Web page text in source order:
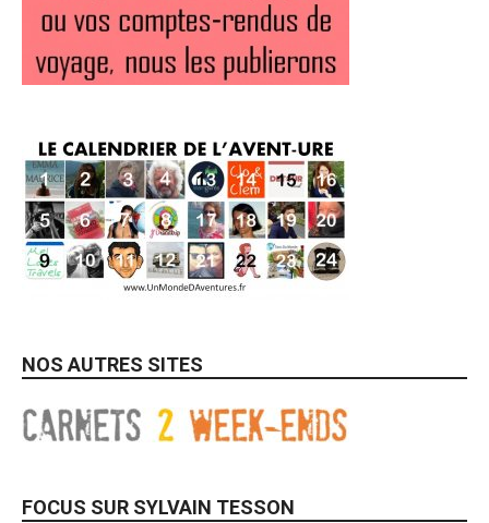
NOS AUTRES SITES
FOCUS SUR SYLVAIN TESSON